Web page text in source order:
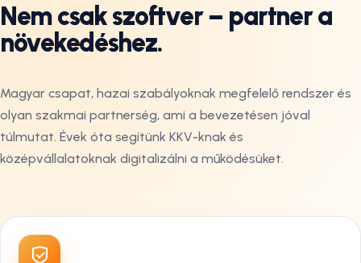
Nem csak szoftver – partner a
növekedéshez.
Magyar csapat, hazai szabályoknak megfelelő rendszer és
olyan szakmai partnerség, ami a bevezetésen jóval
túlmutat. Évek óta segítünk KKV-knak és
középvállalatoknak digitalizálni a működésüket.